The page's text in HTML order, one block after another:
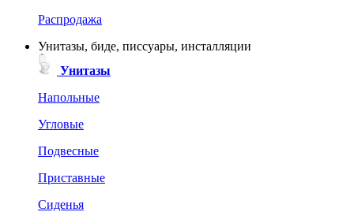
Распродажа
Унитазы, биде, писсуары, инсталляции
Унитазы
Напольные
Угловые
Подвесные
Приставные
Сиденья